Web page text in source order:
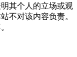
其个人的立场或观
不对该内容负责。